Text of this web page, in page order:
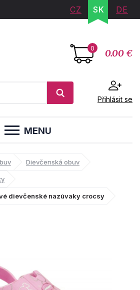
CZ SK DE
0 0.00 €
Přihlásit se
MENU
Dievčenská obuv
dievčenské nazúvaky crocsy